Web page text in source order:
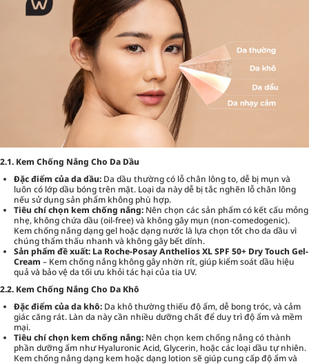
2.1. Kem Chống Nắng Cho Da Dầu
Đặc điểm của da dầu: Da dầu thường có lỗ chân lông to, dễ bị mụn và
luôn có lớp dầu bóng trên mặt. Loại da này dễ bị tắc nghẽn lỗ chân lông
nếu sử dụng sản phẩm không phù hợp.
Tiêu chí chọn kem chống nắng: Nên chọn các sản phẩm có kết cấu mỏng
nhẹ, không chứa dầu (oil-free) và không gây mụn (non-comedogenic).
Kem chống nắng dạng gel hoặc dạng nước là lựa chọn tốt cho da dầu vì
chúng thẩm thấu nhanh và không gây bết dính.
Sản phẩm đề xuất: La Roche-Posay Anthelios XL SPF 50+ Dry Touch Gel-
Cream – Kem chống nắng không gây nhờn rít, giúp kiểm soát dầu hiệu
quả và bảo vệ da tối ưu khỏi tác hại của tia UV.
2.2. Kem Chống Nắng Cho Da Khô
Đặc điểm của da khô: Da khô thường thiếu độ ẩm, dễ bong tróc, và cảm
giác căng rát. Làn da này cần nhiều dưỡng chất để duy trì độ ẩm và mềm
mại.
Tiêu chí chọn kem chống nắng: Nên chọn kem chống nắng có thành
phần dưỡng ẩm như Hyaluronic Acid, Glycerin, hoặc các loại dầu tự nhiên.
Kem chống nắng dạng kem hoặc dạng lotion sẽ giúp cung cấp độ ẩm và